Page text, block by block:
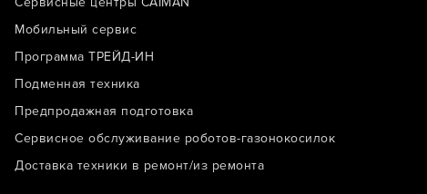
Мобильный сервис
Программа ТРЕЙД-ИН
Подменная техника
Предпродажная подготовка
Сервисное обслуживание роботов-газонокосилок
Доставка техники в ремонт/из ремонта